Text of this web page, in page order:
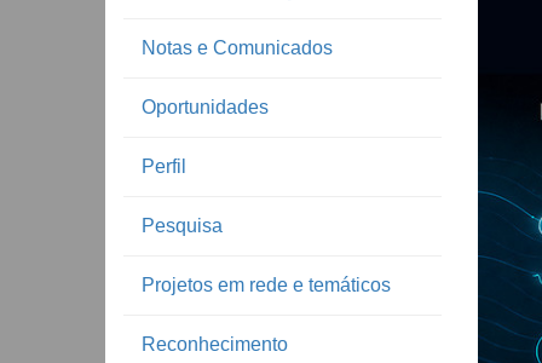
Notas e Comunicados
Oportunidades
Perfil
Pesquisa
Projetos em rede e temáticos
Reconhecimento